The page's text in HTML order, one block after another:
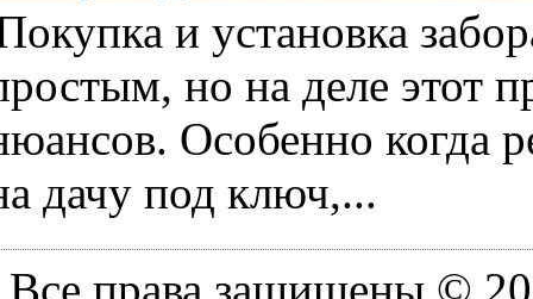
и установка
но на деле этот
Особенно когда
дачу под ключ,...